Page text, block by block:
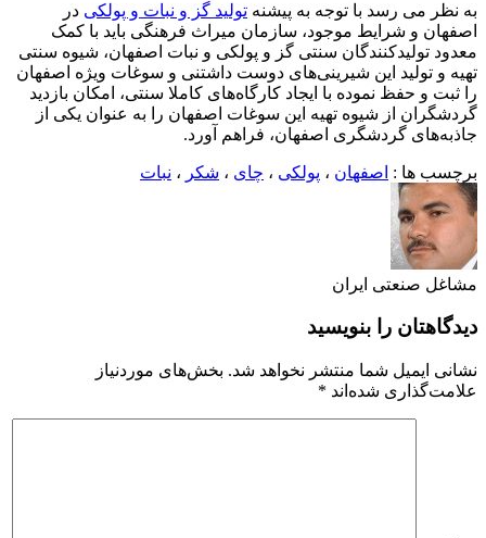
به نظر می رسد با توجه به پیشنه تولید گز و نبات و پولکی در
اصفهان و شرایط موجود، سازمان میراث فرهنگی باید با کمک
معدود تولیدکنندگان سنتی گز و پولکی و نبات اصفهان، شیوه سنتی
تهیه و تولید این شیرینی‌های دوست داشتنی و سوغات ویژه اصفهان
را ثبت و حفظ نموده با ایجاد کارگاه‌های کاملا سنتی، امکان بازدید
گردشگران از شیوه تهیه این سوغات اصفهان را به عنوان یکی از
جاذبه‌های گردشگری اصفهان، فراهم آورد.
برچسب ها : اصفهان ، پولکی ، چای ، شکر ، نبات
مشاغل صنعتی ایران
دیدگاهتان را بنویسید
نشانی ایمیل شما منتشر نخواهد شد. بخش‌های موردنیاز
علامت‌گذاری شده‌اند *